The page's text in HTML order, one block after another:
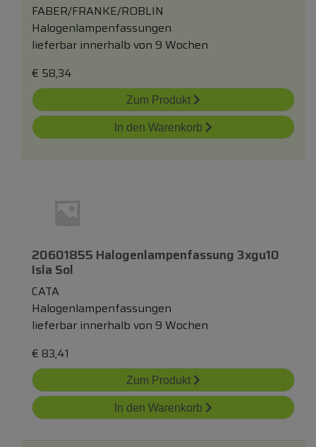
FABER/FRANKE/ROBLIN
Halogenlampenfassungen
lieferbar innerhalb von 9 Wochen
€ 58,34
Zum Produkt
In den Warenkorb
20601855 Halogenlampenfassung 3xgu10
Isla Sol
CATA
Halogenlampenfassungen
lieferbar innerhalb von 9 Wochen
€ 83,41
Zum Produkt
In den Warenkorb